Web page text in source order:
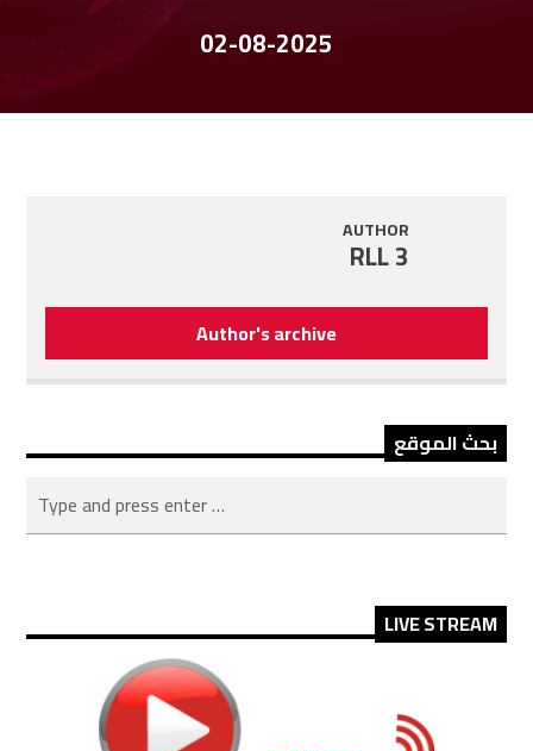
02-08-2025
AUTHOR
RLL 3
Author's archive
بحث الموقع
LIVE STREAM